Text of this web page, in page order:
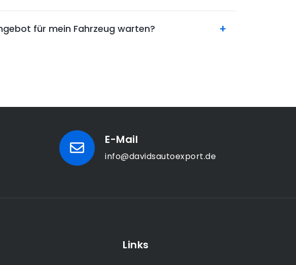
für mein Fahrzeug warten?
E-Mail
info@davidsautoexport.de
Links